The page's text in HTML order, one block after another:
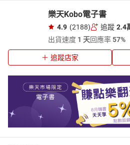
樂天Kobo電子書
4.9 (2188) 追蹤 2.4
出貨速度 1 天回應率57%
追蹤店家